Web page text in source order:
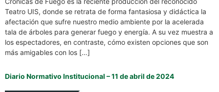
Teatro UIS, donde se retrata de forma fantasiosa y didáctica la
afectación que sufre nuestro medio ambiente por la acelerada
tala de árboles para generar fuego y energía. A su vez muestra a
los espectadores, en contraste, cómo existen opciones que son
más amigables con los […]
Diario Normativo Institucional – 11 de abril de 2024